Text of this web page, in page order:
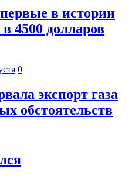
в истории
4500 долларов
0
экспорт газа
обстоятельств